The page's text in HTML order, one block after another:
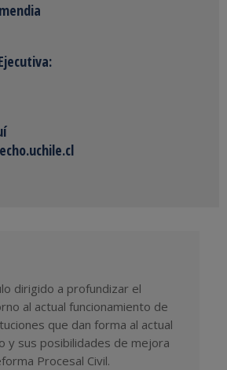
dirigido a profundizar el
al actual funcionamiento de
que dan forma al actual
y sus posibilidades de mejora
Procesal Civil.